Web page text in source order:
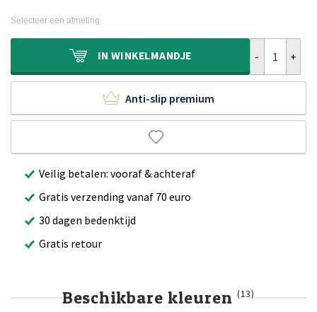
Selecteer een afmeting
IN WINKELMANDJE
Anti-slip premium
Veilig betalen: vooraf & achteraf
Gratis verzending vanaf 70 euro
30 dagen bedenktijd
Gratis retour
Beschikbare kleuren (13)